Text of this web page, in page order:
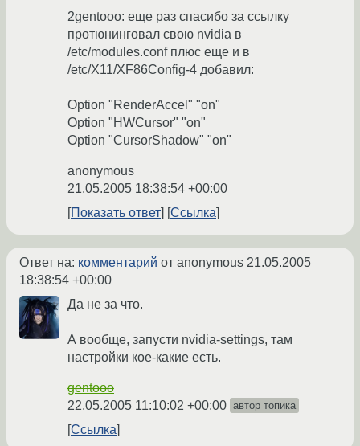
2gentooo: еще раз спасибо за ссылку
протюнинговал свою nvidia в
/etc/modules.conf плюс еще и в
/etc/X11/XF86Config-4 добавил:
Option "RenderAccel" "on"
Option "HWCursor" "on"
Option "CursorShadow" "on"
anonymous
21.05.2005 18:38:54 +00:00
Показать ответ
Ссылка
Ответ на: комментарий от anonymous 21.05.2005
18:38:54 +00:00
Да не за что.
А вообще, запусти nvidia-settings, там
настройки кое-какие есть.
gentooo
22.05.2005 11:10:02 +00:00 автор топика
Ссылка